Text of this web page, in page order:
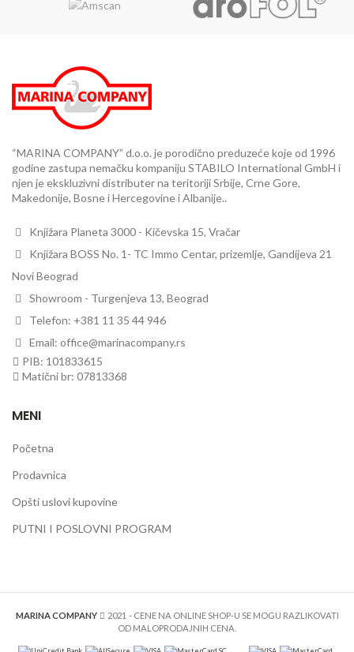
“MARINA COMPANY” d.o.o. je porodično preduzeće koje od 1996
godine zastupa nemačku kompaniju STABILO International GmbH i
njen je ekskluzivni distributer na teritoriji Srbije, Crne Gore,
Makedonije, Bosne i Hercegovine i Albanije..
Knjižara Planeta 3000 - Kičevska 15, Vračar
Knjižara BOSS No. 1- TC Immo Centar, prizemlje, Gandijeva 21
Novi Beograd
Showroom - Turgenjeva 13, Beograd
Telefon: +381 11 35 44 946
Email: office@marinacompany.rs
PIB: 101833615
Matični br: 07813368
MENI
Početna
Prodavnica
Opšti uslovi kupovine
PUTNI I POSLOVNI PROGRAM
MARINA COMPANY 2021 - CENE NA ONLINE SHOP-U SE MOGU RAZLIKOVATI
OD MALOPRODAJNIH CENA.